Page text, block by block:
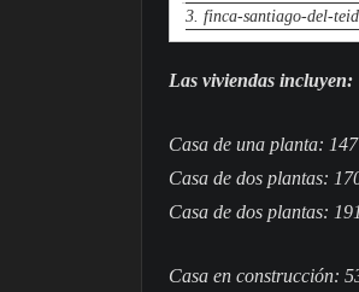
3. finca-santiago-del-
Las viviendas incluyen:
Casa de una planta:
Casa de dos plantas:
Casa de dos plantas:
Casa en construcción: